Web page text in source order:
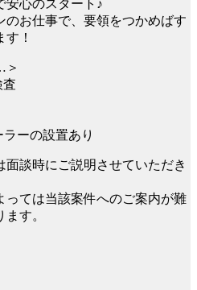
心のスタート♪
お仕事で、要領をつかめばす
す！
＞
ーの設置あり
面談時にご説明させていただき
っては当該案件へのご案内が難
す。